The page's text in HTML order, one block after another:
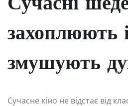
Сучасні
захоплюють
змушують
Сучасне кіно не відстає від